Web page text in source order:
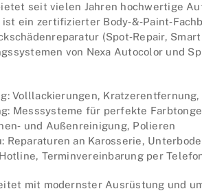
seit vielen Jahren hochwertige
ein zertifizierter
(Spot‑Repair,
von Nexa Autocolor und
Volllackierungen, Kratzerentfernung,
Messsysteme für perfekte
und Außenreinigung, Polieren
Reparaturen an Karosserie,
Terminvereinbarung per
mit modernster Ausrüstung und